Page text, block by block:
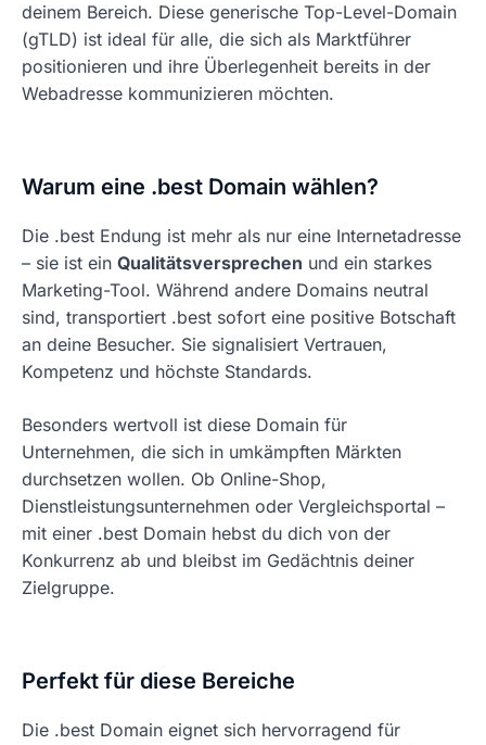
deinem Bereich. Diese generische Top-Level-Domain
(gTLD) ist ideal für alle, die sich als Marktführer
positionieren und ihre Überlegenheit bereits in der
Webadresse kommunizieren möchten.
Warum eine .best Domain wählen?
Die .best Endung ist mehr als nur eine Internetadresse
– sie ist ein Qualitätsversprechen und ein starkes
Marketing-Tool. Während andere Domains neutral
sind, transportiert .best sofort eine positive Botschaft
an deine Besucher. Sie signalisiert Vertrauen,
Kompetenz und höchste Standards.
Besonders wertvoll ist diese Domain für
Unternehmen, die sich in umkämpften Märkten
durchsetzen wollen. Ob Online-Shop,
Dienstleistungsunternehmen oder Vergleichsportal –
mit einer .best Domain hebst du dich von der
Konkurrenz ab und bleibst im Gedächtnis deiner
Zielgruppe.
Perfekt für diese Bereiche
Die .best Domain eignet sich hervorragend für